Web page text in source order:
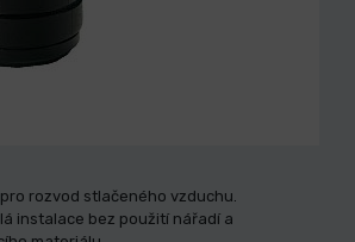
rozvod stlačeného vzduchu.
instalace bez použití nářadí a